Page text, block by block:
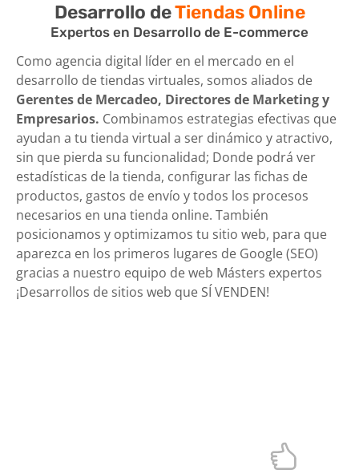
Desarrollo deTiendas Online
Expertos en Desarrollo de E-commerce
Como agencia digital líder en el mercado en el
desarrollo de tiendas virtuales, somos aliados de
Gerentes de Mercadeo, Directores de Marketing y
Empresarios. Combinamos estrategias efectivas que
ayudan a tu tienda virtual a ser dinámico y atractivo,
sin que pierda su funcionalidad; Donde podrá ver
estadísticas de la tienda, configurar las fichas de
productos, gastos de envío y todos los procesos
necesarios en una tienda online. También
posicionamos y optimizamos tu sitio web, para que
aparezca en los primeros lugares de Google (SEO)
gracias a nuestro equipo de web Másters expertos
¡Desarrollos de sitios web que SÍ VENDEN!